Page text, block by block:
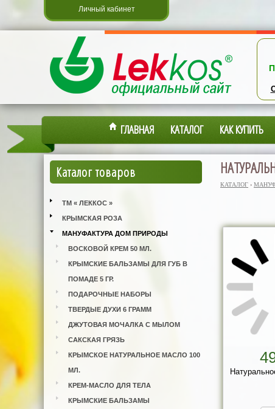
Личный кабинет
ГЛАВНАЯ КАТАЛОГ КАК КУПИТЬ
Каталог товаров
ТМ « ЛЕККОС »
КРЫМСКАЯ РОЗА
МАНУФАКТУРА ДОМ ПРИРОДЫ
ВОСКОВОЙ КРЕМ 50 МЛ.
КРЫМСКИЕ БАЛЬЗАМЫ ДЛЯ ГУБ В
ПОМАДЕ 5 ГР.
ПОДАРОЧНЫЕ НАБОРЫ
ТВЕРДЫЕ ДУХИ 6 ГРАММ
ДЖУТОВАЯ МОЧАЛКА С МЫЛОМ
САКСКАЯ ГРЯЗЬ
КРЫМСКОЕ НАТУРАЛЬНОЕ МАСЛО 100
МЛ.
КРЕМ-МАСЛО ДЛЯ ТЕЛА
КРЫМСКИЕ БАЛЬЗАМЫ
КАТАЛОГ ›